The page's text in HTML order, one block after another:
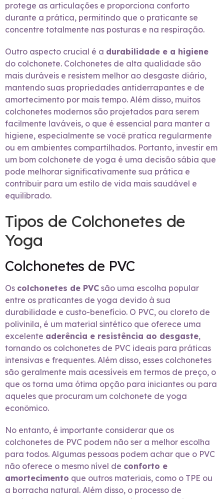
protege as articulações e proporciona conforto
durante a prática, permitindo que o praticante se
concentre totalmente nas posturas e na respiração.
Outro aspecto crucial é a durabilidade e a higiene
do colchonete. Colchonetes de alta qualidade são
mais duráveis e resistem melhor ao desgaste diário,
mantendo suas propriedades antiderrapantes e de
amortecimento por mais tempo. Além disso, muitos
colchonetes modernos são projetados para serem
facilmente laváveis, o que é essencial para manter a
higiene, especialmente se você pratica regularmente
ou em ambientes compartilhados. Portanto, investir em
um bom colchonete de yoga é uma decisão sábia que
pode melhorar significativamente sua prática e
contribuir para um estilo de vida mais saudável e
equilibrado.
Tipos de Colchonetes de
Yoga
Colchonetes de PVC
Os colchonetes de PVC são uma escolha popular
entre os praticantes de yoga devido à sua
durabilidade e custo-benefício. O PVC, ou cloreto de
polivinila, é um material sintético que oferece uma
excelente aderência e resistência ao desgaste,
tornando os colchonetes de PVC ideais para práticas
intensivas e frequentes. Além disso, esses colchonetes
são geralmente mais acessíveis em termos de preço, o
que os torna uma ótima opção para iniciantes ou para
aqueles que procuram um colchonete de yoga
econômico.
No entanto, é importante considerar que os
colchonetes de PVC podem não ser a melhor escolha
para todos. Algumas pessoas podem achar que o PVC
não oferece o mesmo nível de conforto e
amortecimento que outros materiais, como o TPE ou
a borracha natural. Além disso, o processo de